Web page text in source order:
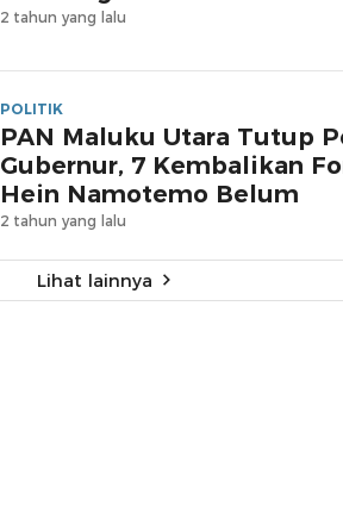
2 tahun yang lalu
POLITIK
PAN Maluku Utara Tutup
Gubernur, 7 Kembalikan
Hein Namotemo Belum
2 tahun yang lalu
Lihat lainnya